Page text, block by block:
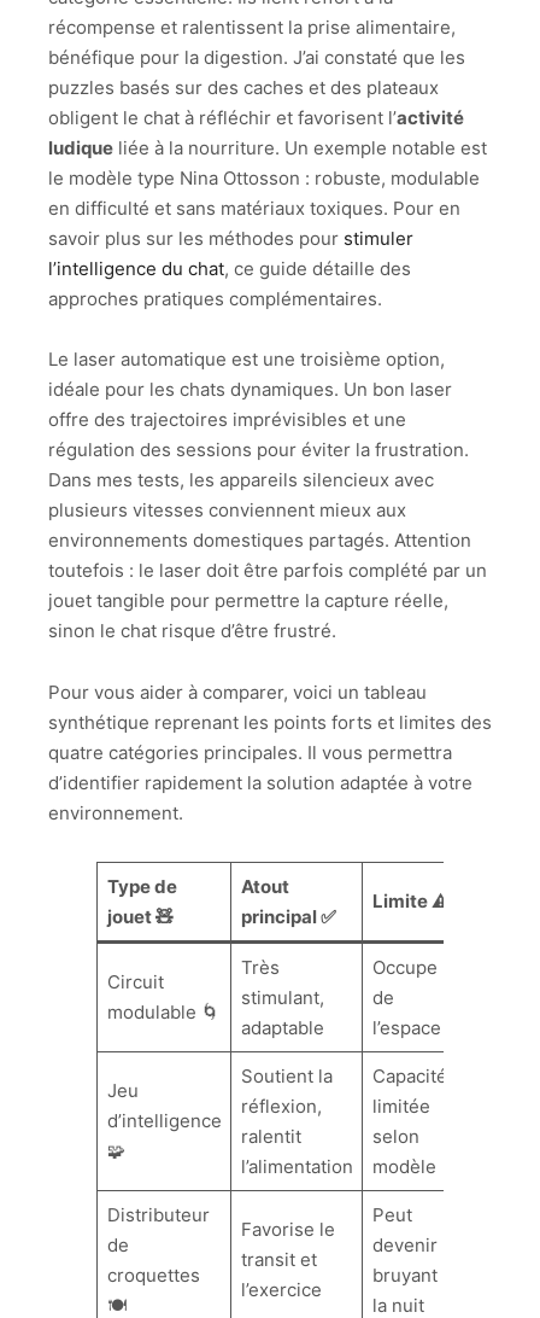
récompense et ralentissent la prise alimentaire,
bénéfique pour la digestion. J’ai constaté que les
puzzles basés sur des caches et des plateaux
obligent le chat à réfléchir et favorisent l’activité
ludique liée à la nourriture. Un exemple notable est
le modèle type Nina Ottosson : robuste, modulable
en difficulté et sans matériaux toxiques. Pour en
savoir plus sur les méthodes pour stimuler
l’intelligence du chat, ce guide détaille des
approches pratiques complémentaires.
Le laser automatique est une troisième option,
idéale pour les chats dynamiques. Un bon laser
offre des trajectoires imprévisibles et une
régulation des sessions pour éviter la frustration.
Dans mes tests, les appareils silencieux avec
plusieurs vitesses conviennent mieux aux
environnements domestiques partagés. Attention
toutefois : le laser doit être parfois complété par un
jouet tangible pour permettre la capture réelle,
sinon le chat risque d’être frustré.
Pour vous aider à comparer, voici un tableau
synthétique reprenant les points forts et limites des
quatre catégories principales. Il vous permettra
d’identifier rapidement la solution adaptée à votre
environnement.
Type de
jouet 🧸
Atout
principal ✅
Limite ⚠️
Circuit
modulable 🌀
Très
stimulant,
adaptable
Occupe
de
l’espace
Jeu
d’intelligence
🧩
Soutient la
réflexion,
ralentit
l’alimentation
Capacité
limitée
selon
modèle
Distributeur
de
croquettes
🍽️
Favorise le
transit et
l’exercice
Peut
devenir
bruyant
la nuit